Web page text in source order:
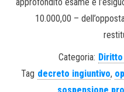
approfondito esame e
10.000,00 –
Categoria:
Tag decreto ingiuntivo,